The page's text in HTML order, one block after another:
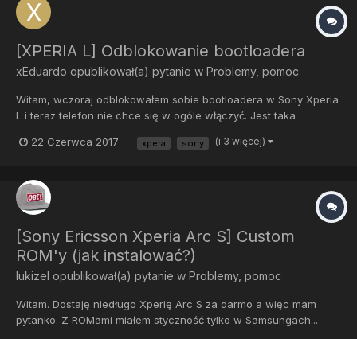
[XPERIA L] Odblokowanie bootloadera
xEduardo opublikował(a) pytanie w Problemy, pomoc
Witam, wczoraj odblokowałem sobie bootloadera w Sony Xperia
L i teraz telefon nie chce się w ogóle włączyć. Jest taka
co zrobić. Dodam że mam flashtoola ale nie wiem jak mam się za
22 Czerwca 2017 xpera sony (i 3 więcej)
[Sony Ericsson Xperia Arc S] Custom
ROM'y (jak instalować?)
lukizel opublikował(a) pytanie w Problemy, pomoc
Witam. Dostaję niedługo Xperię Arc S za darmo a więc mam
pytanko. Z ROMami miałem styczność tylko w Samsungach...